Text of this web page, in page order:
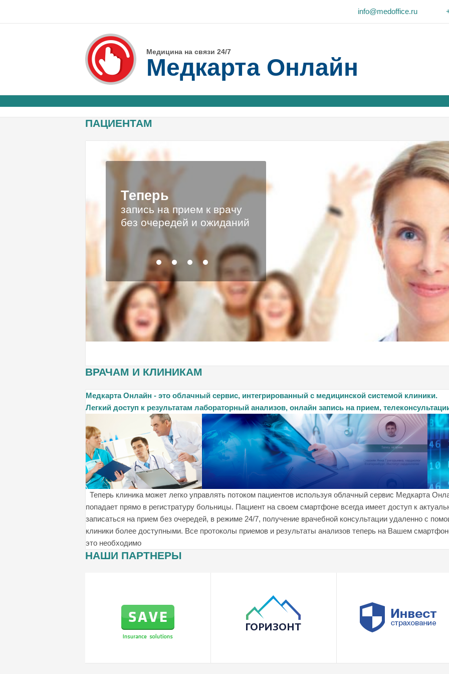
info@medoffice.ru
Медицина на связи 24/7
Медкарта Онлайн
ПАЦИЕНТАМ
Теперь
запись на прием к врачу
без очередей и ожиданий
ВРАЧАМ И КЛИНИКАМ
Медкарта Онлайн - это облачный сервис, интегрированный с медицинской системой клиники.
Легкий доступ к результатам лабораторный анализов, онлайн запись на прием,
Теперь клиника может легко управлять потоком пациентов используя облачный сервис Медкарта
попадает прямо в регистратуру больницы. Пациент на своем смартфоне всегда имеет доступ к
записаться на прием без очередей, в режиме 24/7, получение врачебной консультации удаленно с
клиники более доступными. Все протоколы приемов и результаты анализов теперь на Вашем
это необходимо
НАШИ ПАРТНЕРЫ